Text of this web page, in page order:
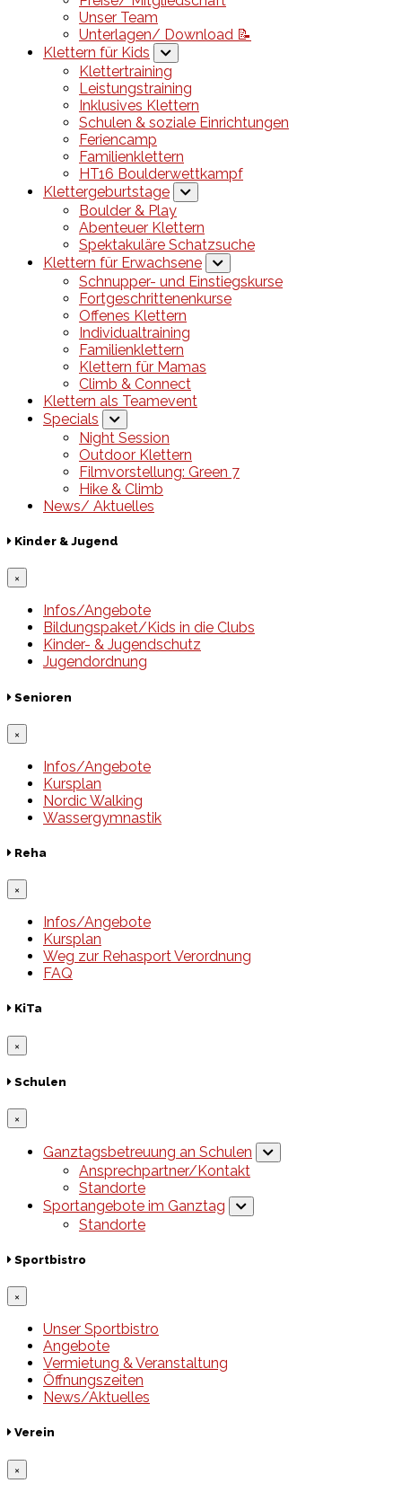
Unser Team
Unterlagen/ Download 📝
Klettern für Kids
Klettertraining
Leistungstraining
Inklusives Klettern
Schulen & soziale Einrichtungen
Feriencamp
Familienklettern
HT16 Boulderwettkampf
Klettergeburtstage
Boulder & Play
Abenteuer Klettern
Spektakuläre Schatzsuche
Klettern für Erwachsene
Schnupper- und Einstiegskurse
Fortgeschrittenenkurse
Offenes Klettern
Individualtraining
Familienklettern
Klettern für Mamas
Climb & Connect
Klettern als Teamevent
Specials
Night Session
Outdoor Klettern
Filmvorstellung: Green 7
Hike & Climb
News/ Aktuelles
Kinder & Jugend
×
Infos/Angebote
Bildungspaket/Kids in die Clubs
Kinder- & Jugendschutz
Jugendordnung
Senioren
×
Infos/Angebote
Kursplan
Nordic Walking
Wassergymnastik
Reha
×
Infos/Angebote
Kursplan
Weg zur Rehasport Verordnung
FAQ
KiTa
×
Schulen
×
Ganztagsbetreuung an Schulen
Ansprechpartner/Kontakt
Standorte
Sportangebote im Ganztag
Standorte
Sportbistro
×
Unser Sportbistro
Angebote
Vermietung & Veranstaltung
Öffnungszeiten
News/Aktuelles
Verein
×